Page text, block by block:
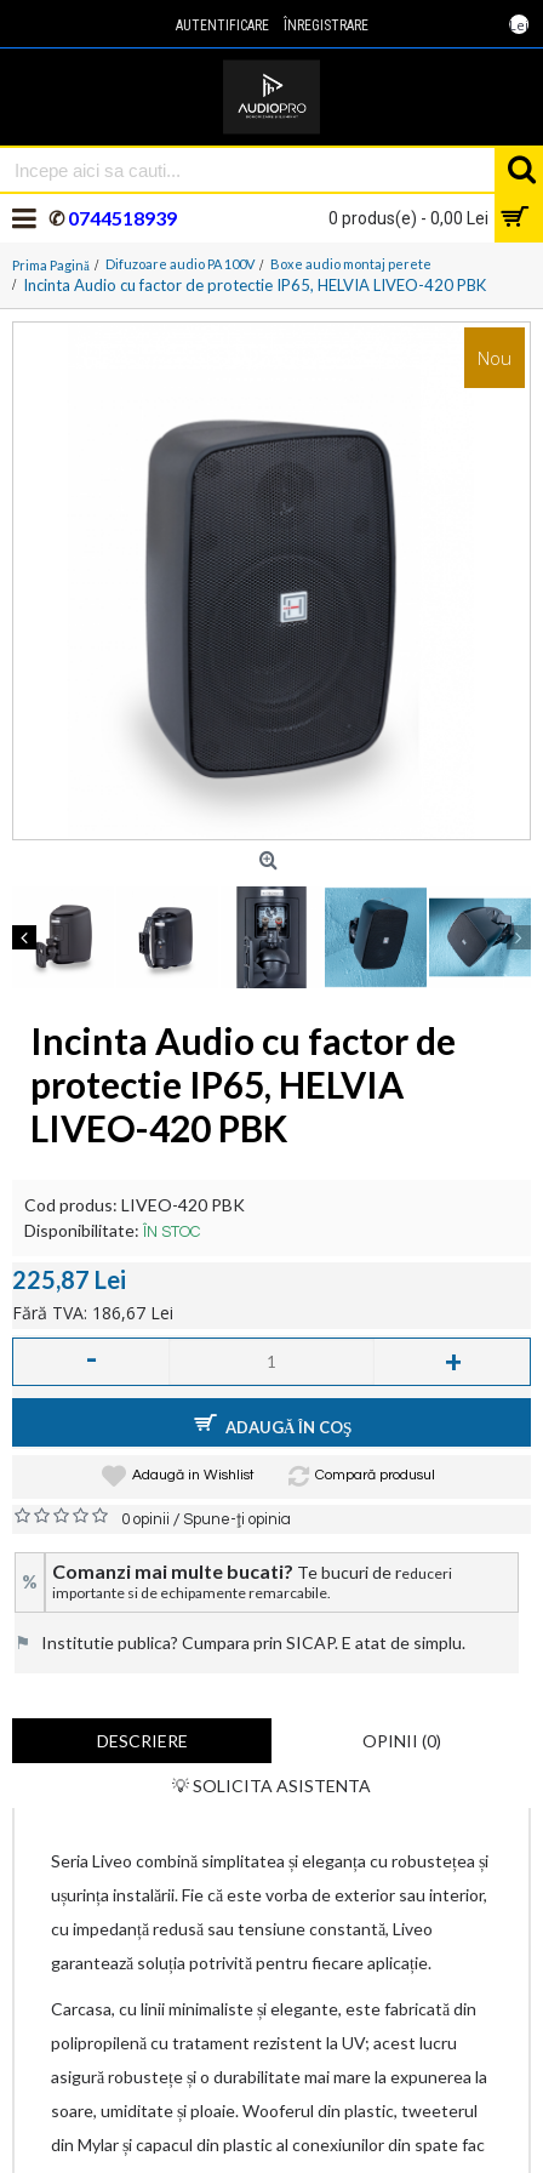
Lei
AUTENTIFICARE ÎNREGISTRARE
0 produs(e) - 0,00 Lei
✆0744518939
Prima Pagină Difuzoare audio PA 100V Boxe audio montaj perete
Incinta Audio cu factor de protectie IP65, HELVIA LIVEO-420 PBK
Nou
Incinta Audio cu factor de
protectie IP65, HELVIA
LIVEO-420 PBK
Cod produs: LIVEO-420 PBK
Disponibilitate:
ÎN STOC
225,87 Lei
Fără TVA: 186,67 Lei
- +
ADAUGĂ ÎN COŞ
Adaugă in Wishlist Compară produsul
0 opinii /Spune-ţi opinia
% Comanzi mai multe bucati? Te bucuri de reduceri
importante si de echipamente remarcabile.
⚑ Institutie publica? Cumpara prin SICAP. E atat de simplu.
DESCRIERE OPINII (0)
💡 SOLICITA ASISTENTA
Seria Liveo combină simplitatea și eleganța cu robustețea și
ușurința instalării. Fie că este vorba de exterior sau interior,
cu impedanță redusă sau tensiune constantă, Liveo
garantează soluția potrivită pentru fiecare aplicație.
Carcasa, cu linii minimaliste și elegante, este fabricată din
polipropilenă cu tratament rezistent la UV; acest lucru
asigură robustețe și o durabilitate mai mare la expunerea la
soare, umiditate și ploaie. Wooferul din plastic, tweeterul
din Mylar și capacul din plastic al conexiunilor din spate fac